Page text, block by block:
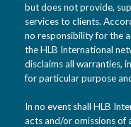
but does not provide,
services to clients.
no responsibility for the
the HLB International
disclaims all warranties,
for particular purpose
In no event shall HLB
acts and/or omissions of